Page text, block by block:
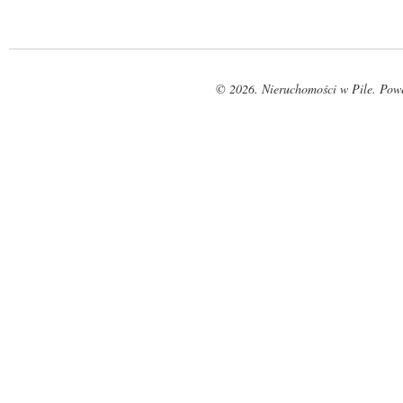
© 2026. Nieruchomości w Pile.